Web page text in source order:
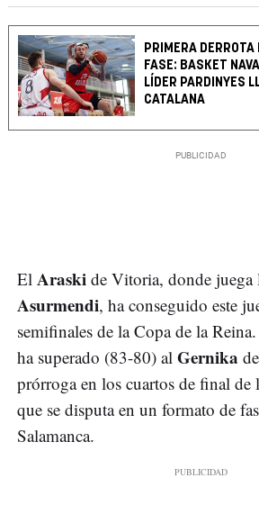
PRIMERA DERROTA
FASE: BASKET
LÍDER PARDINYES
CATALANA
El Araski de Vitoria, donde juega
Asurmendi, ha conseguido este
semifinales de la Copa de la
ha superado (83-80) al Gernika
prórroga en los cuartos de final de
que se disputa en un formato de
Salamanca.